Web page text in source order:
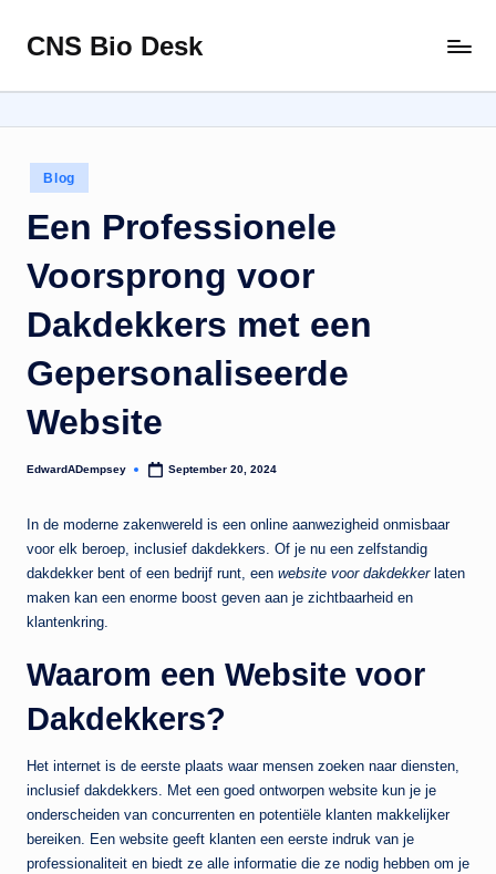
Skip
content
CNS Bio Desk
Life
Story
Posted
in
Blog
Een Professionele
Voorsprong voor
Dakdekkers met een
Gepersonaliseerde
Website
Posted
EdwardADempsey September 20, 2024
In de moderne zakenwereld is een online aanwezigheid onmisbaar
voor elk beroep, inclusief dakdekkers. Of je nu een zelfstandig
dakdekker bent of een bedrijf runt, een website voor dakdekkerlaten
maken kan een enorme boost geven aan je zichtbaarheid en
klantenkring.
Waarom een Website voor
Dakdekkers?
Het internet is de eerste plaats waar mensen zoeken naar diensten,
inclusief dakdekkers. Met een goed ontworpen website kun je je
onderscheiden van concurrenten en potentiële klanten makkelijker
bereiken. Een website geeft klanten een eerste indruk van je
professionaliteit en biedt ze alle informatie die ze nodig hebben om je